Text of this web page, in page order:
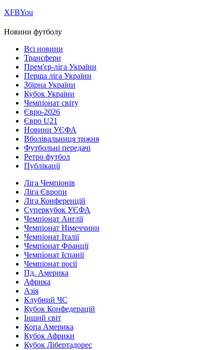
ХFBYou
Новини футболу
Всі новини
Трансфери
Прем'єр-ліга України
Перша ліга України
Збірна України
Кубок України
Чемпіонат світу
Євро-2026
Євро U21
Новини УЄФА
Вболівальниця тижня
Футбольні передачі
Ретро футбол
Публікації
Ліга Чемпіонів
Ліга Європи
Ліга Конференцій
Суперкубок УЄФА
Чемпіонат Англії
Чемпіонат Німеччини
Чемпіонат Італії
Чемпіонат Франції
Чемпіонат Іспанії
Чемпіонат росії
Пд. Америка
Африка
Азія
Клубний ЧС
Кубок Конфедерацій
Інший світ
Копа Америка
Кубок Африки
Кубок Лібертадорес